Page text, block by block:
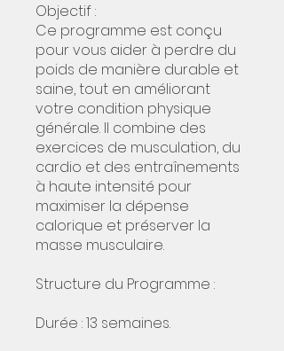
Objectif :
Ce programme est conçu
pour vous aider à perdre du
poids de manière durable et
saine, tout en améliorant
votre condition physique
générale. Il combine des
exercices de musculation, du
cardio et des entraînements
à haute intensité pour
maximiser la dépense
calorique et préserver la
masse musculaire.
Structure du Programme :
Durée : 13 semaines.